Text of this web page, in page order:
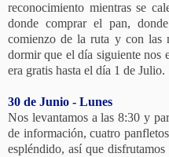
reconocimiento mientras se
donde comprar el pan,
comienzo de la ruta y con las
dormir que el día siguiente nos
era gratis hasta el día 1 de Julio.
30 de Junio - Lunes
Nos levantamos a las 8:30 y
de información, cuatro
espléndido, así que